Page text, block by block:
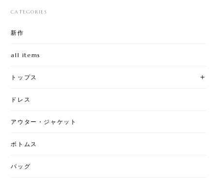
CATEGORIES
新作
all items
トップス
ドレス
アウター・ジャケット
ボトムス
バッグ